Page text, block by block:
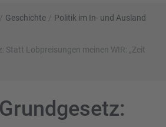
/ Geschichte / Politik im In- und Ausland
Statt Lobpreisungen meinen WIR: „Zeit